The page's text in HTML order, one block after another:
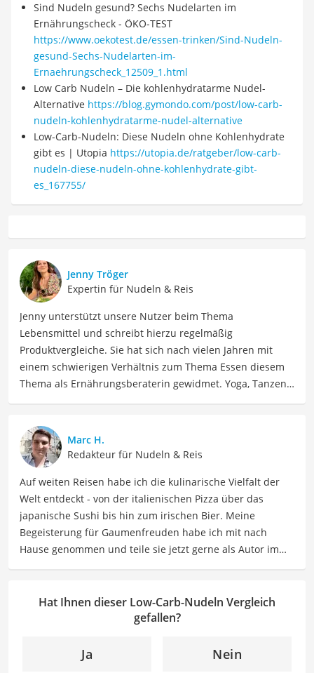
Sind Nudeln gesund? Sechs Nudelarten im
Ernährungscheck - ÖKO-TEST
https://www.oekotest.de/essen-trinken/Sind-Nudeln-
gesund-Sechs-Nudelarten-im-
Ernaehrungscheck_12509_1.html
Low Carb Nudeln – Die kohlenhydratarme Nudel-
Alternative https://blog.gymondo.com/post/low-carb-
nudeln-kohlenhydratarme-nudel-alternative
Low-Carb-Nudeln: Diese Nudeln ohne Kohlenhydrate
gibt es | Utopia https://utopia.de/ratgeber/low-carb-
nudeln-diese-nudeln-ohne-kohlenhydrate-gibt-
es_167755/
Jenny Tröger
Expertin für Nudeln & Reis
Jenny unterstützt unsere Nutzer beim Thema
Lebensmittel und schreibt hierzu regelmäßig
Produktvergleiche. Sie hat sich nach vielen Jahren mit
einem schwierigen Verhältnis zum Thema Essen diesem
Thema als Ernährungsberaterin gewidmet. Yoga, Tanzen,
genießt. Jenny ist schon allein um die Welt gereist. Heute
findet sie Ausgleich bei Yoga und Tanzen, auch als
Lehrerin, und interessiert sich viel für Südamerika und
Schamanismus.
Der Low-Carb-Nudeln-Vergleich ist aus unserer Sicht
besonders empfehlenswert fürLow-Carb-Esser.
Marc H.
Redakteur für Nudeln & Reis
Auf weiten Reisen habe ich die kulinarische Vielfalt der
Welt entdeckt - von der italienischen Pizza über das
japanische Sushi bis hin zum irischen Bier. Meine
Begeisterung für Gaumenfreuden habe ich mit nach
Hause genommen und teile sie jetzt gerne als Autor im
Rezepte und die Vielfalt der kulinarischen Welt. Mein Ziel
ist es, Leser zu inspirieren, sich bewusst mit ihrer
Geschmackserlebnisse zu entdecken und sowohl eine
Hat Ihnen dieser Low-Carb-Nudeln Vergleich
gefallen?
Ja Nein